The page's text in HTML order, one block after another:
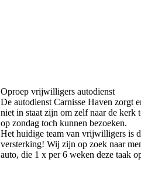
Oproep vrijwilligers autodienst
De autodienst Carnisse Haven zorgt
niet in staat zijn om zelf naar de kerk
op zondag toch kunnen bezoeken.
Het huidige team van vrijwilligers is
versterking! Wij zijn op zoek naar
auto, die 1 x per 6 weken deze taak